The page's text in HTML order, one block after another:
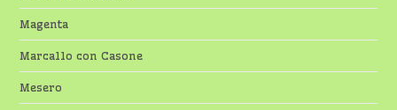
Magenta
Marcallo con Casone
Mesero